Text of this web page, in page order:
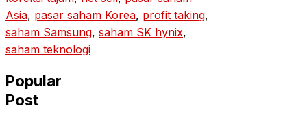
Asia, pasar saham Korea, profit taking
saham Samsung, saham SK hynix
saham teknologi
Popular
Post